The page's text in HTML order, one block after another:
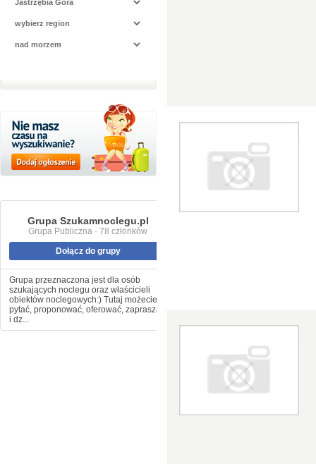
Grupa Szukamnoclegu.pl
Grupa Publiczna · 78 członków
Dołącz do grupy
Grupa przeznaczona jest dla osób
szukających noclegu oraz właścicieli
obiektów noclegowych:) Tutaj możecie
pytać, proponować, oferować, zapraszać
i dz...